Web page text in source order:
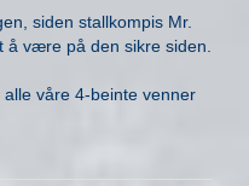
siden stallkompis Mr.
å være på den sikre siden.
våre 4-beinte venner